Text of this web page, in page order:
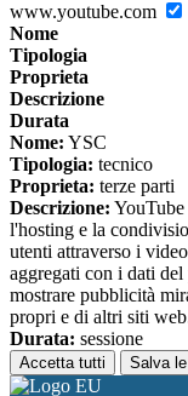
www.youtube.com
Nome
Tipologia
Proprieta
Descrizione
Durata
Nome: YSC
Tipologia: tecnico
Proprieta: terze parti
Descrizione:
l'hosting e la
utenti attraverso i
aggregati con i dati
mostrare pubblicità
propri e di altri siti
Durata: sessione
Accetta tutti Salva